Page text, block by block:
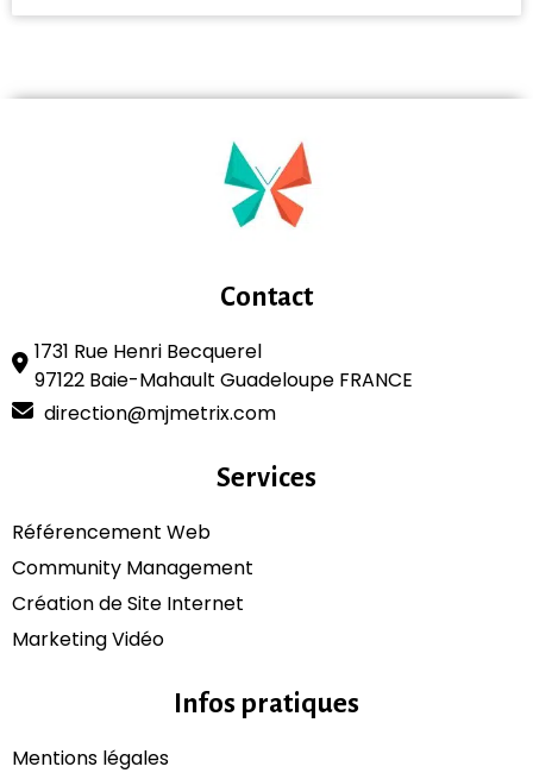
Contact
1731 Rue Henri Becquerel
97122 Baie-Mahault Guadeloupe FRANCE
direction@mjmetrix.com
Services
Référencement Web
Community Management
Création de Site Internet
Marketing Vidéo
Infos pratiques
Mentions légales​